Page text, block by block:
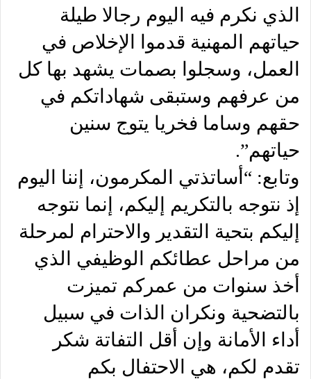
الذي نكرم فيه اليوم رجالا طيلة
حياتهم المهنية قدموا الإخلاص في
العمل، وسجلوا بصمات يشهد بها كل
من عرفهم وستبقى شهاداتكم في
حقهم وساما فخريا يتوج سنين
حياتهم”.
وتابع: “أساتذتي المكرمون، إننا اليوم
إذ نتوجه بالتكريم إليكم، إنما نتوجه
إليكم بتحية التقدير والاحترام لمرحلة
من مراحل عطائكم الوظيفي الذي
أخذ سنوات من عمركم تميزت
بالتضحية ونكران الذات في سبيل
أداء الأمانة وإن أقل التفاتة شكر
تقدم لكم، هي الاحتفال بكم